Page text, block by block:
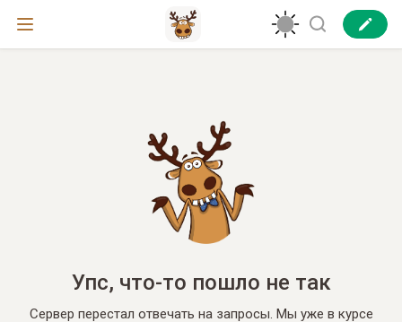
Упс, что-то пошло не так
Сервер перестал отвечать на запросы. Мы уже в курсе